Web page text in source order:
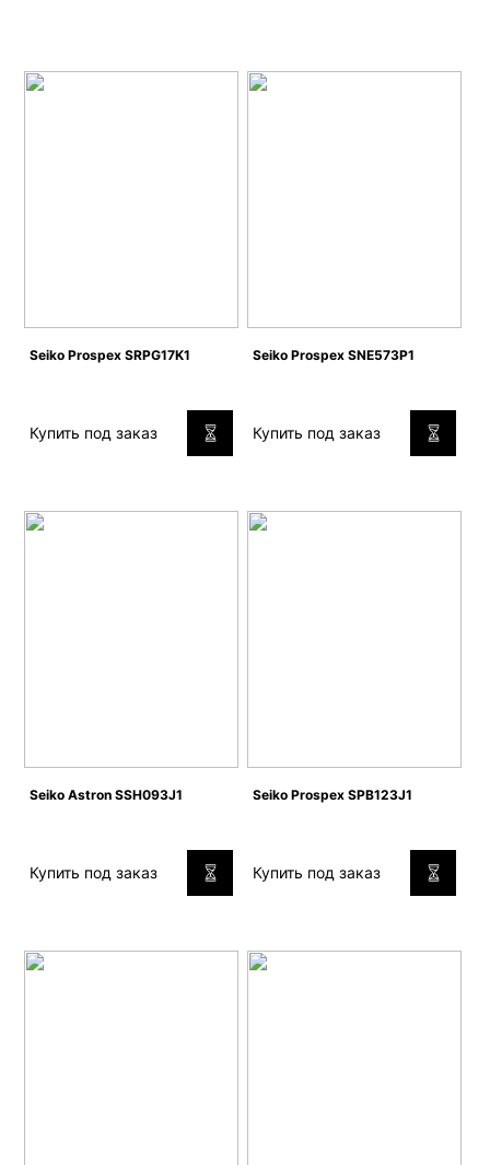
Seiko Prospex SRPG17K1
Купить под заказ
Seiko Prospex SNE573P1
Купить под заказ
Seiko Astron SSH093J1
Купить под заказ
Seiko Prospex SPB123J1
Купить под заказ